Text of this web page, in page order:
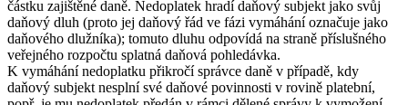
částku zajištěné daně. Nedoplatek hradí daňový subjekt jako svůj
daňový dluh (proto jej daňový řád ve fázi vymáhání označuje jako
daňového dlužníka); tomuto dluhu odpovídá na straně příslušného
veřejného rozpočtu splatná daňová pohledávka.
K vymáhání nedoplatku přikročí správce daně v případě, kdy
daňový subjekt nesplní své daňové povinnosti v rovině platební,